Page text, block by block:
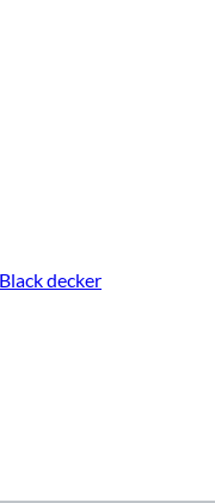
decker